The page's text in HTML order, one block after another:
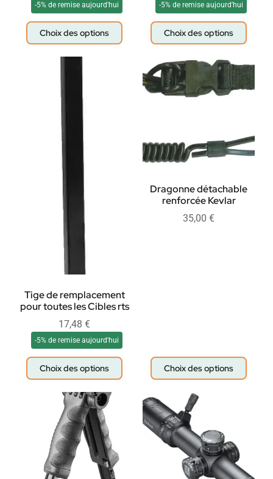
-5% de remise aujourd'hui
Choix des options
-5% de remise aujourd'hui
Choix des options
Tige de remplacement
pour toutes les Cibles rts
17,48 €
-5% de remise aujourd'hui
Choix des options
Dragonne détachable
renforcée Kevlar
35,00 €
Choix des options